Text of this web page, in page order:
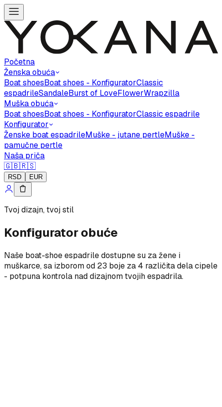
Početna
Ženska obuća
Boat shoesBoat shoes - KonfiguratorClassic
espadrileSandaleBurst of LoveFlowerWrapzilla
Muška obuća
Boat shoesBoat shoes - KonfiguratorClassic espadrile
Konfigurator
Ženske boat espadrileMuške - jutane pertleMuške -
pamučne pertle
Naša priča
🇬🇧🇷🇸
RSD EUR
Tvoj dizajn, tvoj stil
Konfigurator obuće
Naše boat-shoe espadrile dostupne su za žene i
muškarce, sa izborom od 23 boje za 4 različita dela cipele
- potpuna kontrola nad dizajnom tvojih espadrila.